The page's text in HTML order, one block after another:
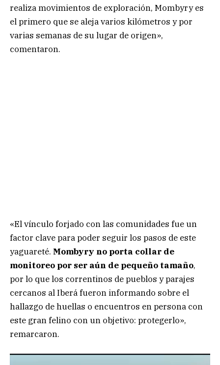
realiza movimientos de exploración, Mombyry es
el primero que se aleja varios kilómetros y por
varias semanas de su lugar de origen»,
comentaron.
«El vínculo forjado con las comunidades fue un
factor clave para poder seguir los pasos de este
yaguareté. Mombyry no porta collar de
monitoreo por ser aún de pequeño tamaño,
por lo que los correntinos de pueblos y parajes
cercanos al Iberá fueron informando sobre el
hallazgo de huellas o encuentros en persona con
este gran felino con un objetivo: protegerlo»,
remarcaron.